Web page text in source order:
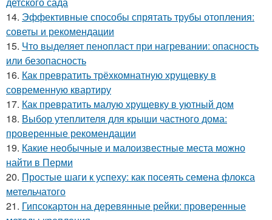
14. Эффективные способы спрятать трубы отопления:
советы и рекомендации
15. Что выделяет пенопласт при нагревании: опасность
или безопасность
16. Как превратить трёхкомнатную хрущевку в
современную квартиру
17. Как превратить малую хрущевку в уютный дом
18. Выбор утеплителя для крыши частного дома:
проверенные рекомендации
19. Какие необычные и малоизвестные места можно
найти в Перми
20. Простые шаги к успеху: как посеять семена флокса
метельчатого
21. Гипсокартон на деревянные рейки: проверенные